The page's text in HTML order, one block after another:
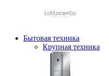
Бытовая техника
Крупная техника